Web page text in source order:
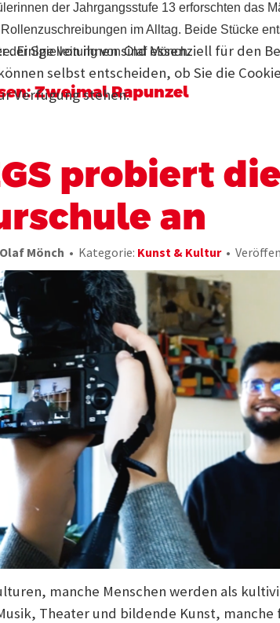
der Jahrgangsstufe 13 erforschten das
im Alltag. Beide Stücke
der Spielleitung von Olaf Mönch.
Zweimal Rapunzel
probiert die
an
Olaf Mönch Kategorie: Kunst & Kultur
manche Menschen werden als
Theater und bildende Kunst, manche
Einige von ihnen sind essenziell für
selbst entscheiden, ob Sie die
Verfügung stehen.